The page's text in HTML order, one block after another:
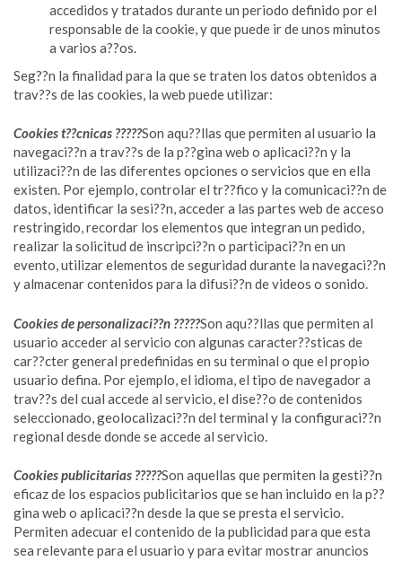
accedidos y tratados durante un periodo definido por el
responsable de la cookie, y que puede ir de unos minutos
a varios a??os.
Seg??n la finalidad para la que se traten los datos obtenidos a
trav??s de las cookies, la web puede utilizar:
Cookies t??cnicas ?????Son aqu??llas que permiten al usuario la
navegaci??n a trav??s de la p??gina web o aplicaci??n y la
utilizaci??n de las diferentes opciones o servicios que en ella
existen. Por ejemplo, controlar el tr??fico y la comunicaci??n de
datos, identificar la sesi??n, acceder a las partes web de acceso
restringido, recordar los elementos que integran un pedido,
realizar la solicitud de inscripci??n o participaci??n en un
evento, utilizar elementos de seguridad durante la navegaci??n
y almacenar contenidos para la difusi??n de videos o sonido.
Cookies de personalizaci??n ?????Son aqu??llas que permiten al
usuario acceder al servicio con algunas caracter??sticas de
car??cter general predefinidas en su terminal o que el propio
usuario defina. Por ejemplo, el idioma, el tipo de navegador a
trav??s del cual accede al servicio, el dise??o de contenidos
seleccionado, geolocalizaci??n del terminal y la configuraci??n
regional desde donde se accede al servicio.
Cookies publicitarias ?????Son aquellas que permiten la gesti??n
eficaz de los espacios publicitarios que se han incluido en la p??
gina web o aplicaci??n desde la que se presta el servicio.
Permiten adecuar el contenido de la publicidad para que esta
sea relevante para el usuario y para evitar mostrar anuncios